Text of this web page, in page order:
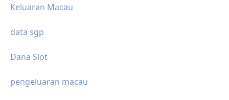
Keluaran Macau
data sgp
Dana Slot
pengeluaran macau